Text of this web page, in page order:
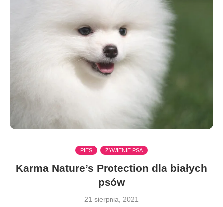
PIES ŻYWIENIE PSA
Karma Nature’s Protection dla białych
psów
21 sierpnia, 2021